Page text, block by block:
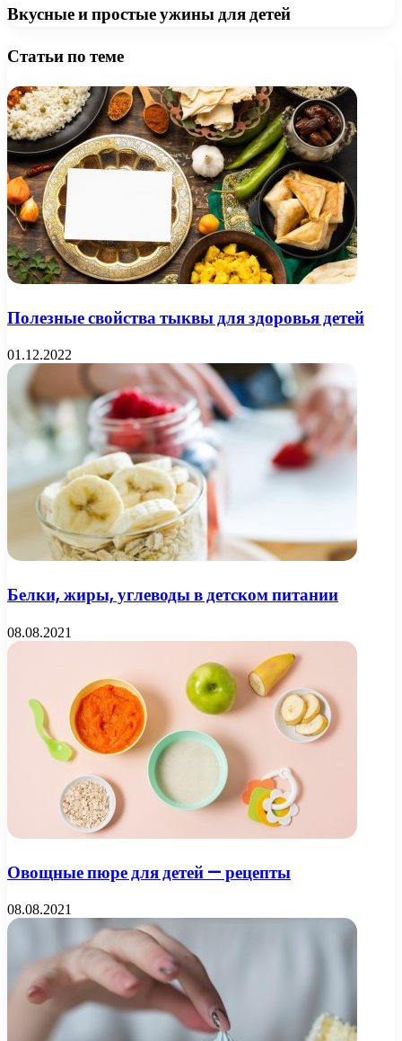
Вкусные и простые ужины для детей
Статьи по теме
Полезные свойства тыквы для здоровья детей
01.12.2022
Белки, жиры, углеводы в детском питании
08.08.2021
Овощные пюре для детей — рецепты
08.08.2021